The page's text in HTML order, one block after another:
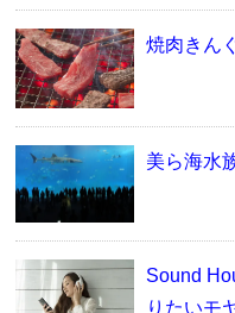
焼肉きん
美ら海水
Sound
りたいモ